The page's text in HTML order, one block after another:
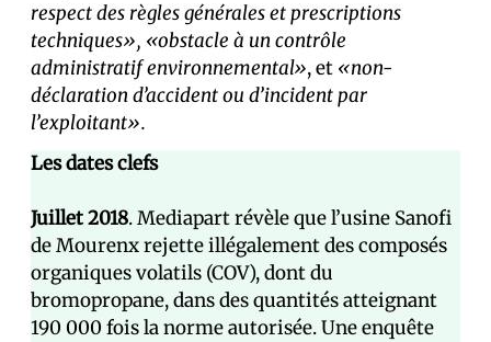
respect des règles générales et prescriptions
techniques», «obstacle à un contrôle
administratif environnemental», et «non-
déclaration d’accident ou d’incident par
l’exploitant».
Les dates clefs
Juillet 2018. Mediapart révèle que l’usine Sanofi
de Mourenx rejette illégalement des composés
organiques volatils (COV), dont du
bromopropane, dans des quantités atteignant
190 000 fois la norme autorisée. Une enquête